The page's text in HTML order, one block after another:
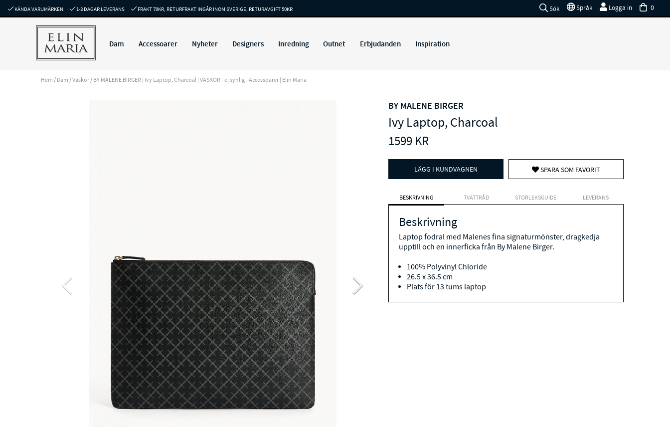
KÄNDA VARUMÄRKEN 1-3 DAGAR LEVERANS FRAKT 79KR, RETURFRAKT INGÅR INOM SVERIGE, RETURAVGIFT 50KR 0
Logga in
Språk
Sök
Dam Accessoarer Nyheter Designers Inredning Outnet Erbjudanden Inspiration
Hem /Dam /Väskor/BY MALENE BIRGER | Ivy Laptop, Charcoal | VÄSKOR - ej synlig - Accessoarer | Elin Maria
BY MALENE BIRGER
Ivy Laptop, Charcoal
1599KR
LÄGG I KUNDVAGNEN SPARA SOM FAVORIT
BESKRIVNING TVÄTTRÅD STORLEKSGUIDE LEVERANS
Beskrivning
Laptop fodral med Malenes fina signaturmönster, dragkedja
upptill och en innerficka från By Malene Birger.
100% Polyvinyl Chloride
26.5 x 36.5 cm
Plats för 13 tums laptop